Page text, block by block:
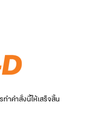
ำคำสั่งนี้ให้เสร็จสิ้น